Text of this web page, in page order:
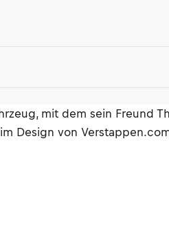
mit dem sein Freund
Design von